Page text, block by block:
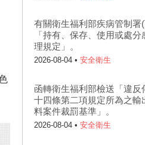
有關衛生福利部疾病管制署
「持有、保存、使用或處
理規定」。
2026-08-04 • 安全衛生
函轉衛生福利部檢送「違反
十四條第二項規定所為之輸
料案件裁罰基準」。
2026-08-04 • 安全衛生